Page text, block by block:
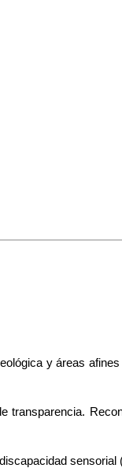
y áreas
sensorial